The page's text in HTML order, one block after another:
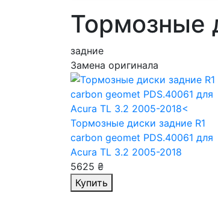
Тормозные
задние
Замена оригинала
Тормозные диски задние R1
carbon geomet PDS.40061 для
Acura TL 3.2 2005-2018
5625 ₴
Купить